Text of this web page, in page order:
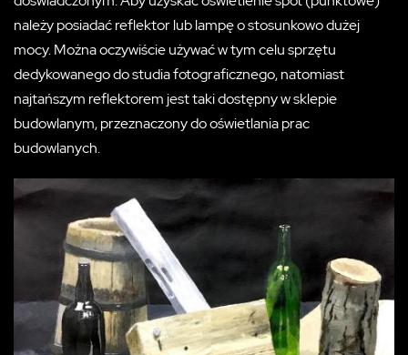
należy posiadać reflektor lub lampę o stosunkowo dużej
mocy. Można oczywiście używać w tym celu sprzętu
dedykowanego do studia fotograficznego, natomiast
najtańszym reflektorem jest taki dostępny w sklepie
budowlanym, przeznaczony do oświetlania prac
budowlanych.